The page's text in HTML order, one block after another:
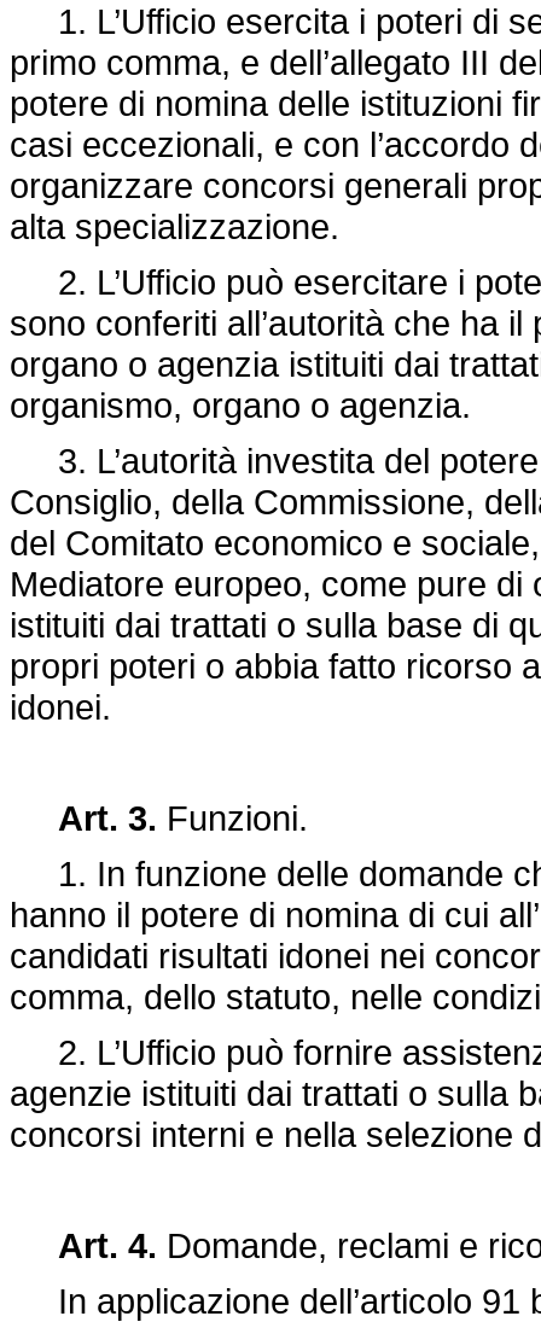
1. L’Ufficio esercita i poteri di
primo comma, e dell’allegato III
potere di nomina delle istituzioni
casi eccezionali, e con l’accordo
organizzare concorsi generali
alta specializzazione.
2. L’Ufficio può esercitare i
sono conferiti all’autorità che ha
organo o agenzia istituiti dai
organismo, organo o agenzia.
3. L’autorità investita del
Consiglio, della Commissione,
del Comitato economico e
Mediatore europeo, come pure
istituiti dai trattati o sulla base di
propri poteri o abbia fatto ricorso
idonei.
Art. 3. Funzioni.
1. In funzione delle domande
hanno il potere di nomina di cui
candidati risultati idonei nei
comma, dello statuto, nelle
2. L’Ufficio può fornire
agenzie istituiti dai trattati o sulla
concorsi interni e nella selezione
Art. 4. Domande, reclami e
In applicazione dell’articolo 91